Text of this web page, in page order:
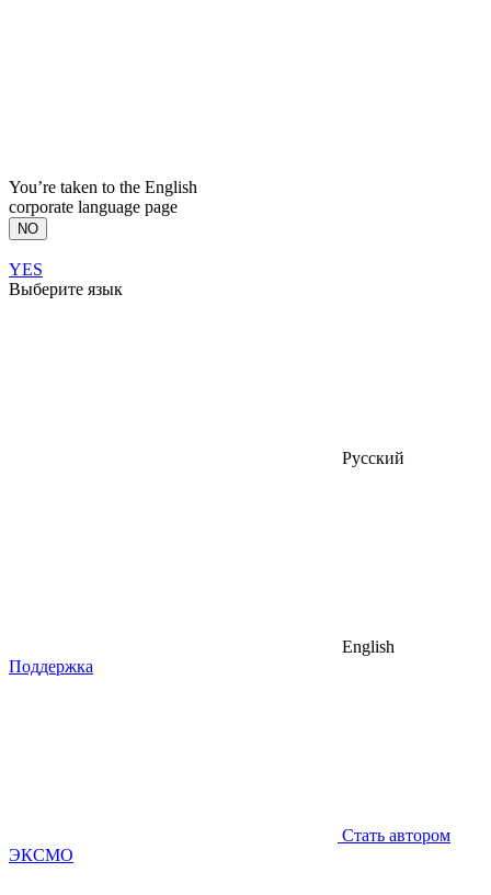
You’re taken to the English
corporate language page
NO
YES
Выберите язык
Русский
English
Поддержка
Стать автором
ЭКСМО